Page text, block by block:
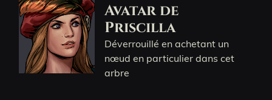
Avatar de
Priscilla
Déverrouillé en achetant un
nœud en particulier dans cet
arbre